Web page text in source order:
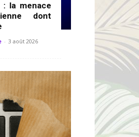
: la menace
dont
- 3 août 2026